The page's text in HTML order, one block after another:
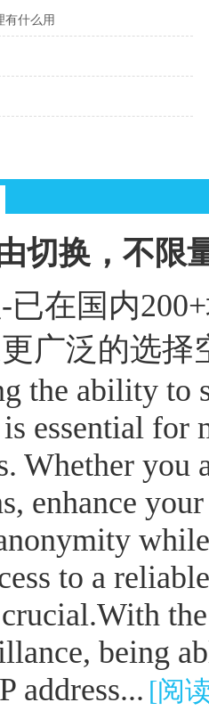
有什么用
切换，不限
已在国内
广泛的选择
the ability to
is essential
Whether you
enhance
to a
being
address... [阅